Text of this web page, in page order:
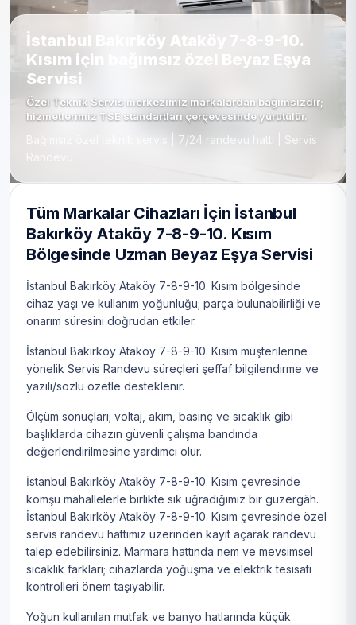
İstanbul Bakırköy Ataköy 7-8-9-10.
Kısım için bağımsız özel Beyaz Eşya
Servisi
Özel Teknik Servis merkezimiz markalardan bağımsızdır;
hizmetlerimiz TSE standartları çerçevesinde yürütülür.
Bağımsız özel teknik servis | 7/24 randevu hattı | Servis
Tüm Markalar Cihazları İçin İstanbul
Bakırköy Ataköy 7-8-9-10. Kısım
Bölgesinde Uzman Beyaz Eşya Servisi
İstanbul Bakırköy Ataköy 7-8-9-10. Kısım bölgesinde
cihaz yaşı ve kullanım yoğunluğu; parça bulunabilirliği ve
onarım süresini doğrudan etkiler.
İstanbul Bakırköy Ataköy 7-8-9-10. Kısım müşterilerine
yönelik Servis Randevu süreçleri şeffaf bilgilendirme ve
yazılı/sözlü özetle desteklenir.
Ölçüm sonuçları; voltaj, akım, basınç ve sıcaklık gibi
başlıklarda cihazın güvenli çalışma bandında
değerlendirilmesine yardımcı olur.
İstanbul Bakırköy Ataköy 7-8-9-10. Kısım çevresinde
komşu mahallelerle birlikte sık uğradığımız bir güzergâh.
İstanbul Bakırköy Ataköy 7-8-9-10. Kısım çevresinde özel
servis randevu hattımız üzerinden kayıt açarak randevu
talep edebilirsiniz. Marmara hattında nem ve mevsimsel
sıcaklık farkları; cihazlarda yoğuşma ve elektrik tesisatı
kontrolleri önem taşıyabilir.
Yoğun kullanılan mutfak ve banyo hatlarında küçük